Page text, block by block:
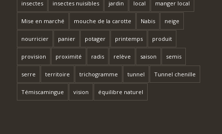
insectes insectes nuisibles jardin local manger local
Mise en marché mouche de la carotte Nabis neige
nourricier panier potager printemps produit
provision proximité radis relève saison semis
serre territoire trichogramme tunnel Tunnel chenille
Témiscamingue vision équilibre naturel